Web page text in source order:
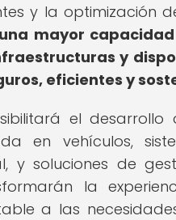
y la optimización
mayor
y
eficientes y
el
en vehículos,
y soluciones de
la
a las